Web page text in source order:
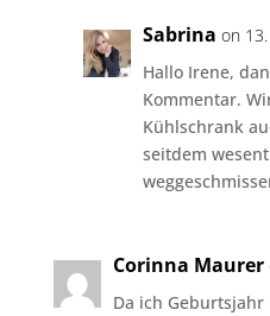
Sabrina on
Hallo Irene,
Kommentar.
Kühlschrank
seitdem
Corinna Maurer
Da ich